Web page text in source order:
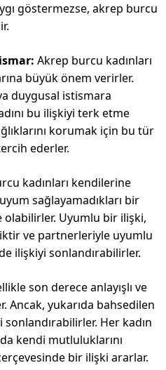
göstermezse, akrep burcu
Akrep burcu kadınları
büyük önem verirler.
duygusal istismara
bu ilişkiyi terk etme
korumak için bu tür
ederler.
kadınları kendilerine
sağlayamadıkları bir
Uyumlu bir ilişki,
ve partnerleriyle uyumlu
ilişkiyi sonlandırabilirler.
son derece anlayışlı ve
yukarıda bahsedilen
Her kadın
kendi mutluluklarını
bir ilişki ararlar.